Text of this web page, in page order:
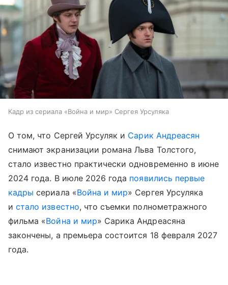
Кадр из сериала «Война и мир» Сергея Урсуляка
О том, что Сергей Урсуляк и Сарик Андреасян
снимают экранизации романа Льва Толстого,
стало известно практически одновременно в июне
2024 года. В июле 2026 года появились первые
кадры сериала «Война и мир» Сергея Урсуляка
истало известно, что съемки полнометражного
фильма «Война и мир» Сарика Андреасяна
закончены, а премьера состоится 18 февраля 2027
года.